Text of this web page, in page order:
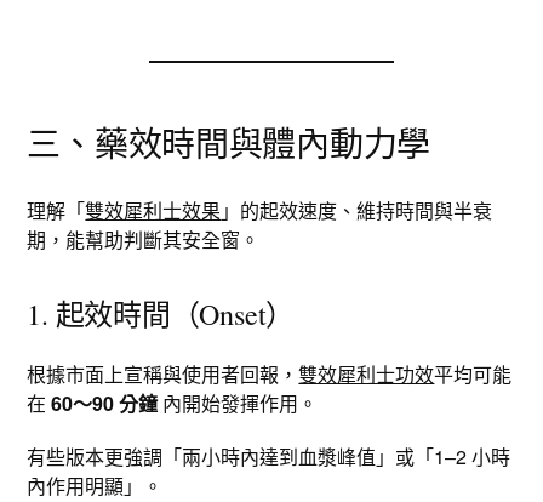
三、藥效時間與體內動力學
理解「雙效犀利士效果 」的起效速度、維持時間與半衰
期，能幫助判斷其安全窗。
1. 起效時間（Onset）
根據市面上宣稱與使用者回報，雙效犀利士功效平均可能
在60～90 分鐘內開始發揮作用。​
有些版本更強調「兩小時內達到血漿峰值」或「1–2 小時
內作用明顯」。